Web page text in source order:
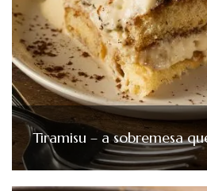
Tiramisu – a sobremesa